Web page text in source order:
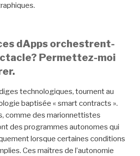
dApps orchestrent-
Permettez-moi
technologiques, tournent au
baptisée « smart contracts ».
comme des marionnettistes
des programmes autonomes qui
lorsque certaines conditions
Ces maîtres de l’autonomie